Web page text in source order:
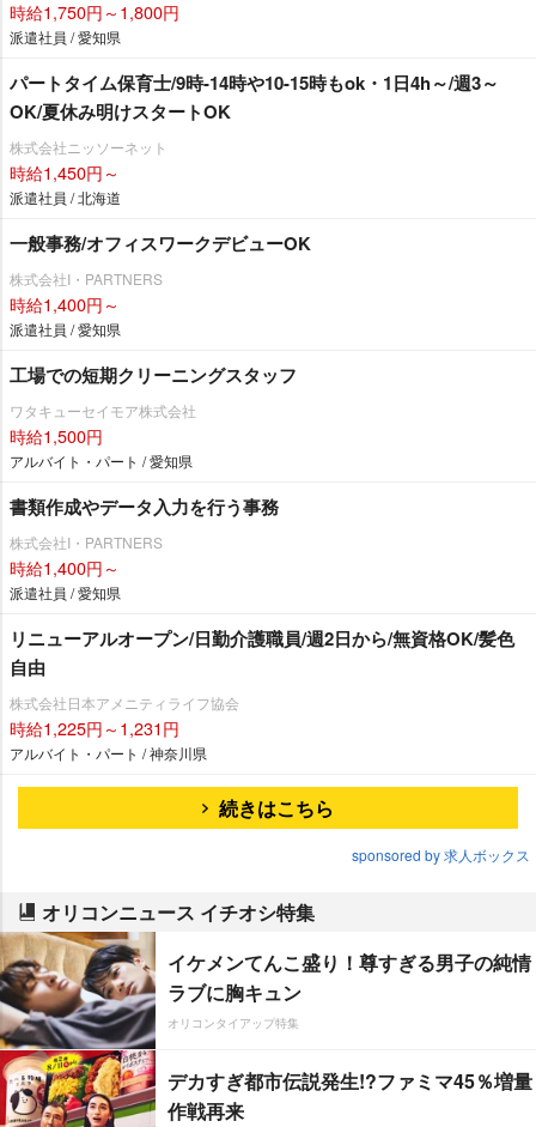
時給1,750円～1,800円
派遣社員 / 愛知県
パートタイム保育士/9時-14時や10-15時もok・1日4h～/週3～
OK/夏休み明けスタートOK
株式会社ニッソーネット
時給1,450円～
派遣社員 / 北海道
一般事務/オフィスワークデビューOK
株式会社I・PARTNERS
時給1,400円～
派遣社員 / 愛知県
工場での短期クリーニングスタッフ
ワタキューセイモア株式会社
時給1,500円
アルバイト・パート / 愛知県
書類作成やデータ入力を行う事務
株式会社I・PARTNERS
時給1,400円～
派遣社員 / 愛知県
リニューアルオープン/日勤介護職員/週2日から/無資格OK/髪色
自由
株式会社日本アメニティライフ協会
時給1,225円～1,231円
アルバイト・パート / 神奈川県
続きはこちら
sponsored by 求人ボックス
オリコンニュース イチオシ特集
イケメンてんこ盛り！尊すぎる男子の純情
ラブに胸キュン
オリコンタイアップ特集
デカすぎ都市伝説発生!?ファミマ45％増量
作戦再来